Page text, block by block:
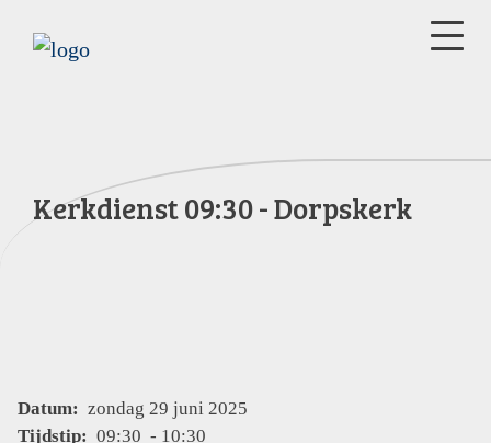
Kerkdienst 09:30 - Dorpskerk
Datum: zondag 29 juni 2025
Tijdstip: 09:30 - 10:30